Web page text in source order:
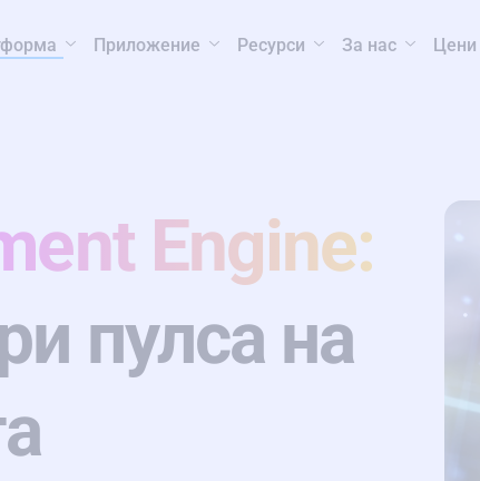
Приложение Ресурси За нас Цени
Engine:
пулса на